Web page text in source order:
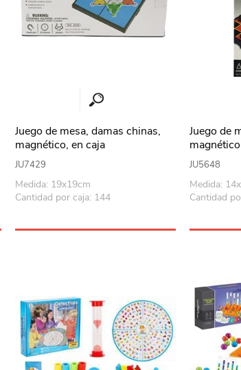
Juego de mesa, damas chinas,
magnético, en caja
JU7429
Medida: 19x19cm
Cantidad por caja: 144
Juego de
JU5648
Medida:
Cantidad